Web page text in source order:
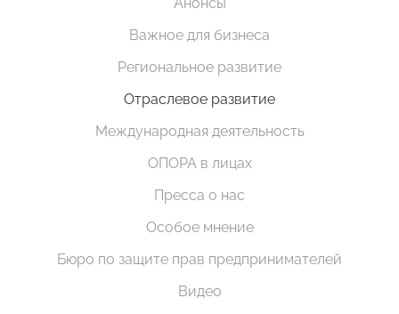
Важное для бизнеса
Региональное развитие
Отраслевое развитие
Международная деятельность
ОПОРА в лицах
Пресса о нас
Особое мнение
Бюро по защите прав предпринимателей
Видео